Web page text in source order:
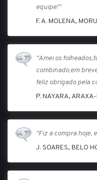
equipe!"
F. A. MOLENA,
"Amei os
combinado,em
feliz obrigado pela
P. NAYARA,
"Fiz a compra hoje,
J. SOARES, BELO